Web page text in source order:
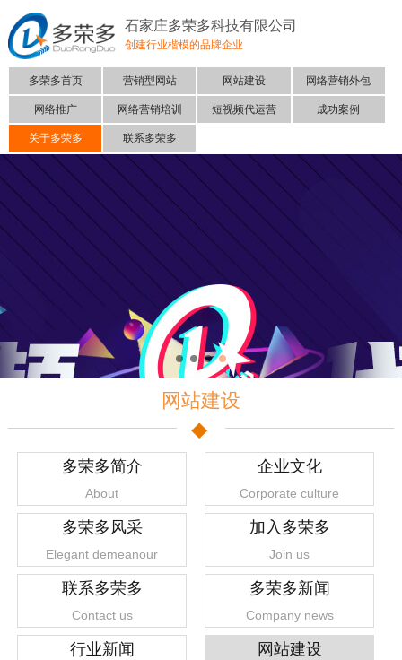
石家庄多荣多科技有限公司
创建行业楷模的品牌企业
多荣多首页 营销型网站 网站建设 网络营销外包
网络推广 网络营销培训 短视频代运营 成功案例
关于多荣多 联系多荣多
网站建设
多荣多简介
About
企业文化
Corporate culture
多荣多风采
Elegant demeanour
加入多荣多
Join us
联系多荣多
Contact us
多荣多新闻
Company news
行业新闻 网站建设